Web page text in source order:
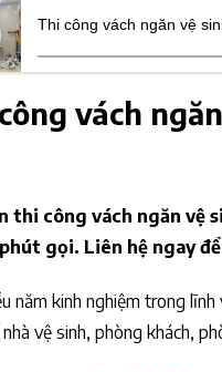
Thi công vách ngăn vệ
vách
thi công vách ngăn vệ
phút gọi. Liên hệ ngay
năm kinh nghiệm trong
vệ sinh, phòng khách,